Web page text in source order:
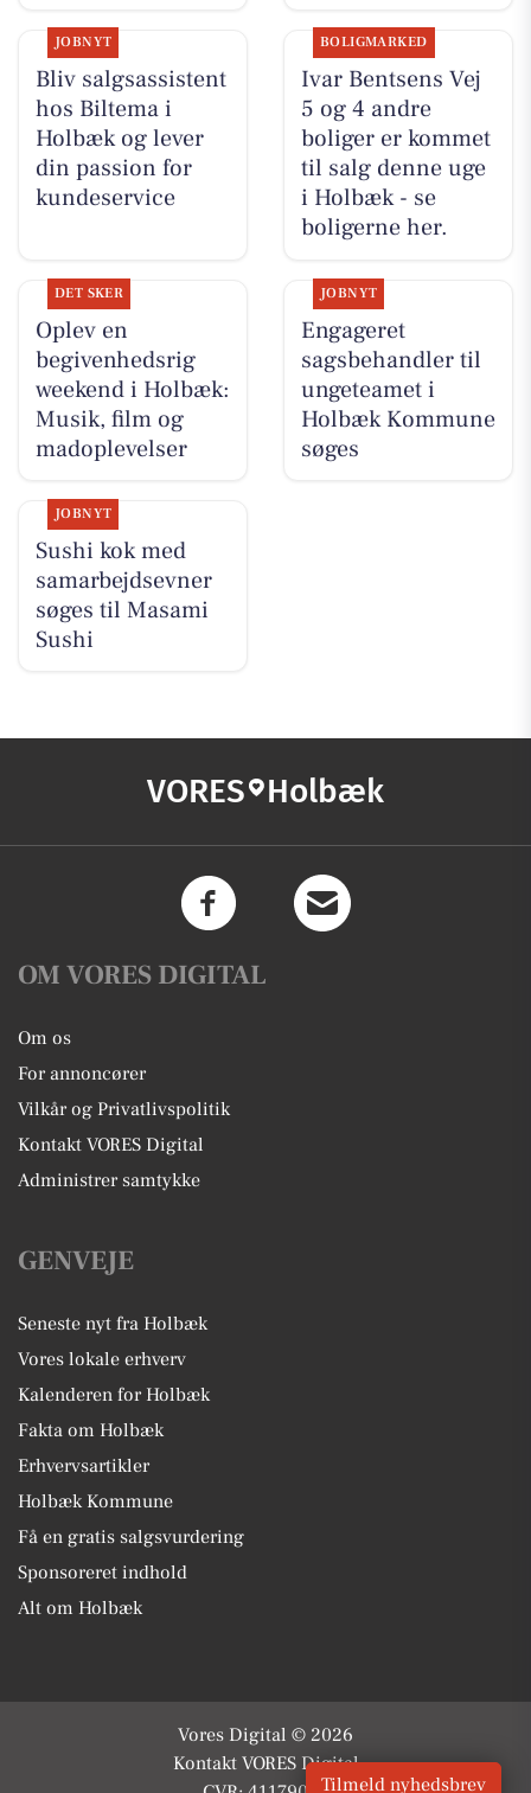
JOBNYT
Bliv salgsassistent
hos Biltema i
Holbæk og lever
din passion for
kundeservice
BOLIGMARKED
Ivar Bentsens Vej
5 og 4 andre
boliger er kommet
til salg denne uge
i Holbæk - se
boligerne her.
DET SKER
Oplev en
begivenhedsrig
weekend i Holbæk:
Musik, film og
madoplevelser
JOBNYT
Engageret
sagsbehandler til
ungeteamet i
Holbæk Kommune
søges
JOBNYT
Sushi kok med
samarbejdsevner
søges til Masami
Sushi
VORES Holbæk
OM VORES DIGITAL
Om os
For annoncører
Vilkår og Privatlivspolitik
Kontakt VORES Digital
Administrer samtykke
GENVEJE
Seneste nyt fra Holbæk
Vores lokale erhverv
Kalenderen for Holbæk
Fakta om Holbæk
Erhvervsartikler
Holbæk Kommune
Få en gratis salgsvurdering
Sponsoreret indhold
Alt om Holbæk
Vores Digital © 2026
Kontakt VORES Digital
Tilmeld nyhedsbrev